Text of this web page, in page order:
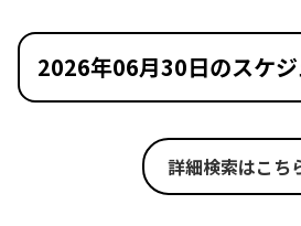
2026年06月30日のスケ
詳細検索はこち